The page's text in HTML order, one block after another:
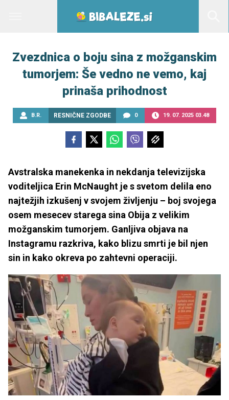
Zvezdnica o boju sina z možganskim
tumorjem: Še vedno ne vemo, kaj
prinaša prihodnost
B.R. RESNIČNE ZGODBE 0 19. 07. 2025 03.48
Avstralska manekenka in nekdanja televizijska
voditeljica Erin McNaught je s svetom delila eno
najtežjih izkušenj v svojem življenju – boj svojega
osem mesecev starega sina Obija z velikim
možganskim tumorjem. Ganljiva objava na
Instagramu razkriva, kako blizu smrti je bil njen
sin in kako okreva po zahtevni operaciji.